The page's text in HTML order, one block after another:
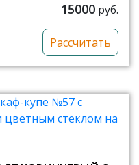
15000 руб.
Рассчитать